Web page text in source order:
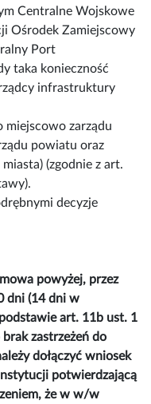
Centralne Wojskowe
Ośrodek Zamiejscowy
Port
taka konieczność
infrastruktury
miejscowo zarządu
powiatu oraz
(zgodnie z art.
decyzje
powyżej, przez
dni (14 dni w
art. 11b ust. 1
zastrzeżeń do
dołączyć wniosek
potwierdzającą
że w w/w